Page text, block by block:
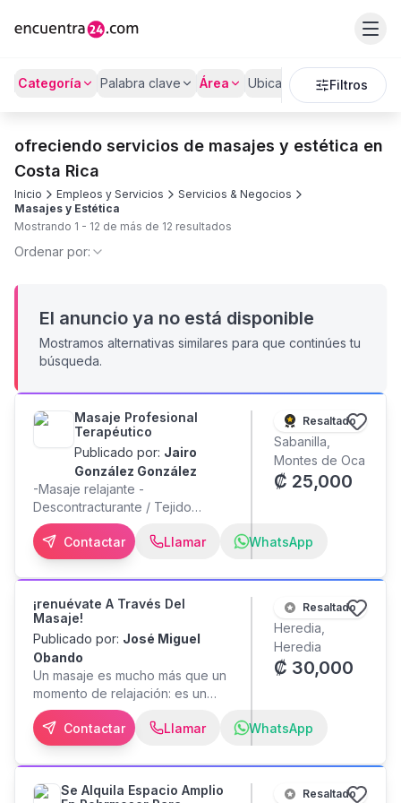
Categoría Palabra clave Área Ubicación Filtros
ofreciendo servicios de masajes y estética en
Costa Rica
Inicio Empleos y Servicios
Servicios & Negocios
Masajes y Estética
Mostrando 1 - 12 de más de 12 resultados
Ordenar por:
El anuncio ya no está disponible
Mostramos alternativas similares para que continúes tu
búsqueda.
Masaje Profesional
Terapéutico
Publicado por: Jairo
González González
-Masaje relajante -
Descontracturante / Tejido
profundo -Descarga muscular /
Deportivo -Drenaje Linfático
Todos los días de 9 am a 9 pm
con cita previa según
disponibilidad (última cita 8 pm)
Sabanilla, Montes de Oca. Precios
- 60 minutos: 25 000 - 90 minutos:
35 000
Contactar Llamar WhatsApp
Resaltado
Sabanilla,
Montes de Oca
₡ 25,000
¡renuévate A Través Del
Masaje!
Publicado por: José Miguel
Obando
Un masaje es mucho más que un
momento de relajación: es un
espacio para detenerte, respirar
profundamente y permitir que tu
cuerpo libere todo aquello que
ya no necesita. Cada sesión
ayuda a disminuir el estrés, aliviar
Contactar Llamar WhatsApp
Resaltado
Heredia,
Heredia
₡ 30,000
Se Alquila Espacio Amplio
Resaltado